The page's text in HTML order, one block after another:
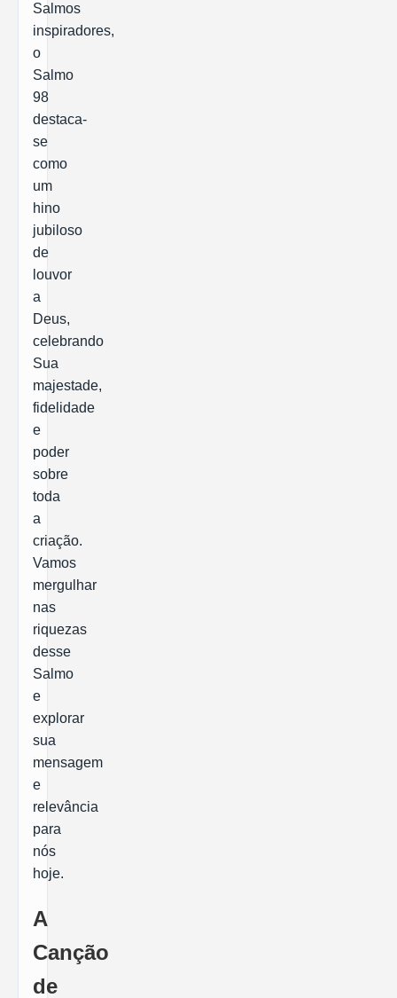
Salmos
inspiradores,
o
Salmo
98
destaca-
se
como
um
hino
jubiloso
de
louvor
a
Deus,
celebrando
Sua
majestade,
fidelidade
e
poder
sobre
toda
a
criação.
Vamos
mergulhar
nas
riquezas
desse
Salmo
e
explorar
sua
mensagem
e
relevância
para
nós
hoje.
A
Canção
de